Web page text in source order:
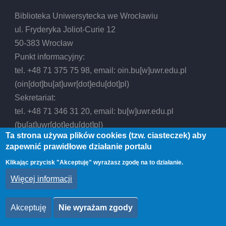
Biblioteka Uniwersytecka we Wrocławiu
ul. Fryderyka Joliot-Curie 12
50-383 Wrocław
Punkt informacyjny:
tel. +48 71 375 75 98, email:oin.bu[w]uwr.edu.pl
(oin[dot]bu[at]uwr[dot]edu[dot]pl)
Sekretariat:
tel. +48 71 346 31 20, email: bu[w]uwr.edu.pl
(bu[at]uwr[dot]edu[dot]pl)
© 2026 Biblioteka Uniwersytecka we Wrocławiu,
Ta strona używa plików cookies (tzw. ciasteczek) aby
zapewnić prawidłowe działanie portalu
Klikając przycisk "Akceptuję" wyrażasz zgodę na to działanie.
Więcej informacji
Akceptuję Nie wyrażam zgody